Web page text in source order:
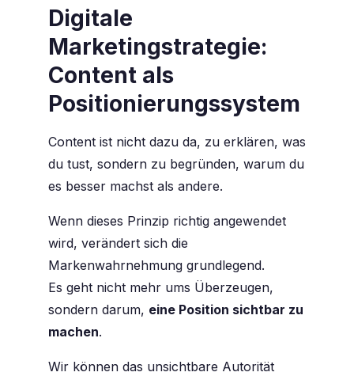
Digitale
Marketingstrategie:
Content als
Positionierungssystem
Content ist nicht dazu da, zu erklären, was
du tust, sondern zu begründen, warum du
es besser machst als andere.
Wenn dieses Prinzip richtig angewendet
wird, verändert sich die
Markenwahrnehmung grundlegend.
Es geht nicht mehr ums Überzeugen,
sondern darum, eine Position sichtbar zu
machen.
Wir können das unsichtbare Autorität